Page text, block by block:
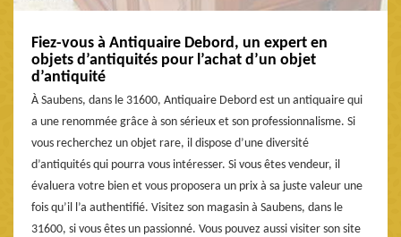
Fiez-vous à Antiquaire Debord, un expert en
objets d’antiquités pour l’achat d’un objet
d’antiquité
À Saubens, dans le 31600, Antiquaire Debord est un antiquaire qui
a une renommée grâce à son sérieux et son professionnalisme. Si
vous recherchez un objet rare, il dispose d’une diversité
d’antiquités qui pourra vous intéresser. Si vous êtes vendeur, il
évaluera votre bien et vous proposera un prix à sa juste valeur une
fois qu’il l’a authentifié. Visitez son magasin à Saubens, dans le
31600, si vous êtes un passionné. Vous pouvez aussi visiter son site